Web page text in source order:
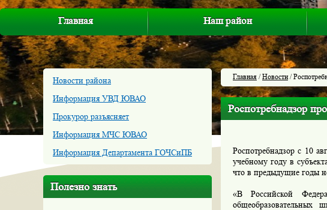
Главная Наш район
Новости района
Информация УВД ЮВАО
Прокурор разъясняет
Информация МЧС ЮВАО
Информация Департамента ГОЧСиПБ
Полезно знать
Главная /Новости/
Роспотребнадзор
Роспотребнадзор с 10
учебному году в
что в предыдущие годы
«В Российской
общеобразовательных